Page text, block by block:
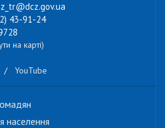
43-91-24
на карті)
/ YouTube
населення